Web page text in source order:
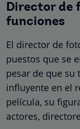
Director de
funciones
El director de
puestos que se
pesar de que su
influyente en el
película, su
actores,